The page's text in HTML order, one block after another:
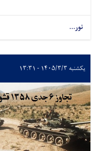
نور...
یکشنبه ۱۴۰۵/۳/۳ - ۱۳:۳۱